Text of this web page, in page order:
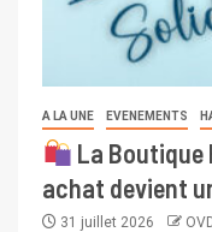
A LA UNE EVENEMENTS
La Boutique
achat devient
31 juillet 2026